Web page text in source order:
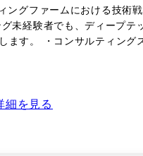
することをミッションと考
当者と同じ目線で技術に関
企画推進等の上流コンサ
/ビジネス コンサルが担う領域のリード、デ
ーチも多く実施します。
ングファームにおける技術
ます。 ・コンサルティン
ある方と一緒に
細を見る